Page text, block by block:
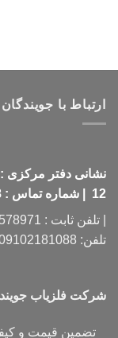
ارتباط با جویندگان
نشانی دفتر مرکزی :
12 | شماره تماس : 09102181088
| تلفن ثابت : 44578971-021 | ساعات تماس همه روزه 9 الی 18
تلفن: 09102181088 – 09102191330
شرکت فلزیاب
_ تضمین قیمت و